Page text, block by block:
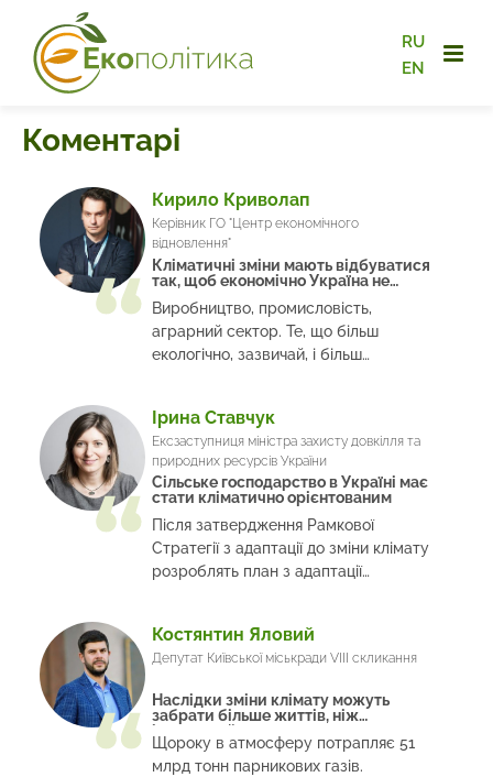
RU
EN
Коментарі
Кирило Криволап
Керівник ГО "Центр економічного
відновлення"
Кліматичні зміни мають відбуватися
так, щоб економічно Україна не
Виробництво, промисловість,
аграрний сектор. Те, що більш
екологічно, зазвичай, і більш
Ірина Ставчук
Ексзаступниця міністра захисту довкілля та
природних ресурсів України
Сільське господарство в Україні має
стати кліматично орієнтованим
Після затвердження Рамкової
Стратегії з адаптації до зміни клімату
розроблять план з адаптації
Костянтин Яловий
Депутат Київської міськради VIII скликання
Наслідки зміни клімату можуть
забрати більше життів, ніж
іспанський грип
Щороку в атмосферу потрапляє 51
млрд тонн парникових газів.